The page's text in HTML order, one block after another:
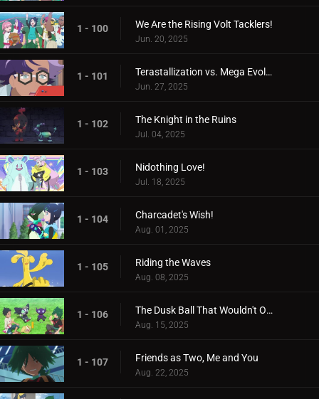
1 - 100 We Are the Rising Volt Tacklers!
Jun. 20, 2025
1 - 101 Terastallization vs. Mega Evolution!
Jun. 27, 2025
1 - 102 The Knight in the Ruins
Jul. 04, 2025
1 - 103 Nidothing Love!
Jul. 18, 2025
1 - 104 Charcadet's Wish!
Aug. 01, 2025
1 - 105 Riding the Waves
Aug. 08, 2025
1 - 106 The Dusk Ball That Wouldn't Open
Aug. 15, 2025
1 - 107 Friends as Two, Me and You
Aug. 22, 2025